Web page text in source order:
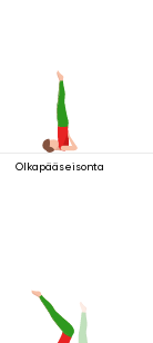
Olkapääseisonta